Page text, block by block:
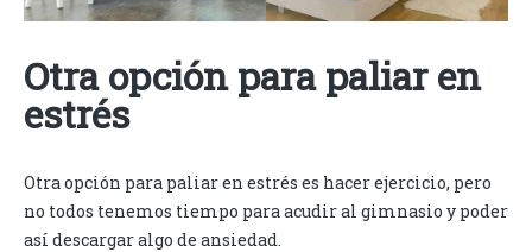
Otra opción para paliar en
estrés
Otra opción para paliar en estrés es hacer ejercicio, pero
no todos tenemos tiempo para acudir al gimnasio y poder
así descargar algo de ansiedad.